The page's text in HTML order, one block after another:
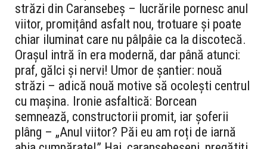
străzi din Caransebeș – lucrările pornesc anul
viitor, promițând asfalt nou, trotuare și poate
chiar iluminat care nu pâlpâie ca la discotecă.
Orașul intră în era modernă, dar până atunci:
praf, gălci și nervi! Umor de șantier: nouă
străzi – adică nouă motive să ocolești centrul
cu mașina. Ironie asfaltică: Borcean
semnează, constructorii promit, iar șoferii
plâng – „Anul viitor? Păi eu am roți de iarnă